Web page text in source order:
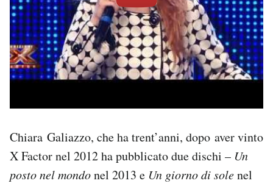
Chiara Galiazzo, che ha trent’anni, dopo aver vinto
X Factor nel 2012 ha pubblicato due dischi – Un
posto nel mondonel 2013 e Un giorno di solenel